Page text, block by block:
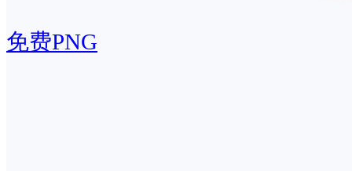
免费PNG